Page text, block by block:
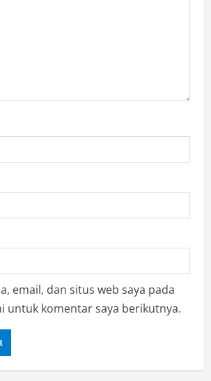
email, dan situs web saya pada
untuk komentar saya berikutnya.